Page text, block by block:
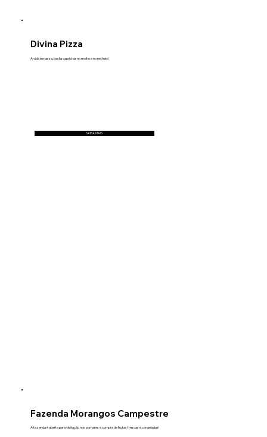
Divina Pizza
A vida é massa, basta caprichar no molho e no recheio!
SAIBA MAIS
Fazenda Morangos Campestre
A fazenda é aberta para visitação nos pomares e compra de frutas frescas e congeladas!